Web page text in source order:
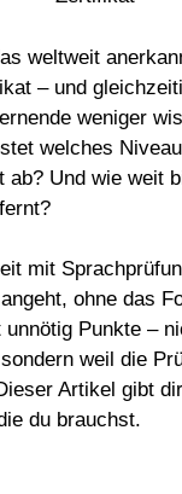
weltweit
– und
weniger
welches
ab? Und wie weit
mit
ohne das
Punkte –
weil die
Artikel gibt
du brauchst.